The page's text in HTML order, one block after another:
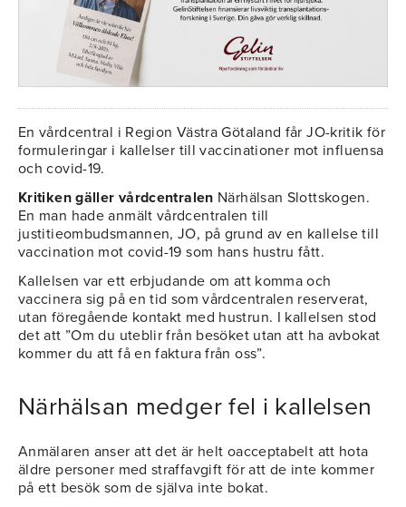
En vårdcentral i Region Västra Götaland får JO-kritik för
formuleringar i kallelser till vaccinationer mot influensa
och covid-19.
Kritiken gäller vårdcentralen Närhälsan Slottskogen.
En man hade anmält vårdcentralen till
justitieombudsmannen, JO, på grund av en kallelse till
vaccination mot covid-19 som hans hustru fått.
Kallelsen var ett erbjudande om att komma och
vaccinera sig på en tid som vårdcentralen reserverat,
utan föregående kontakt med hustrun. I kallelsen stod
det att ”Om du uteblir från besöket utan att ha avbokat
kommer du att få en faktura från oss”.
Närhälsan medger fel i kallelsen
Anmälaren anser att det är helt oacceptabelt att hota
äldre personer med straffavgift för att de inte kommer
på ett besök som de själva inte bokat.